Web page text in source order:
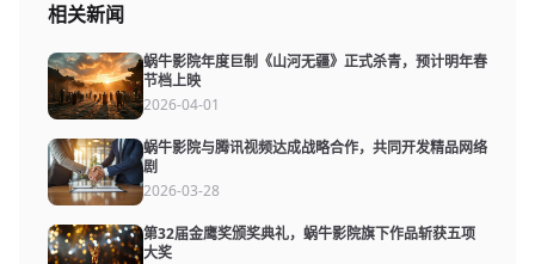
相关新闻
蜗牛影院年度巨制《山河无疆》正式杀青，预计明年春
节档上映
2026-04-01
蜗牛影院与腾讯视频达成战略合作，共同开发精品网络
剧
2026-03-28
第32届金鹰奖颁奖典礼，蜗牛影院旗下作品斩获五项
大奖